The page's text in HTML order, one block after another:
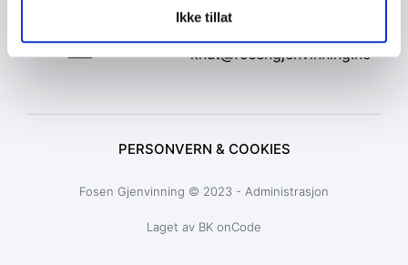
Ikke tillat
knut@fosengjenvinning.no
PERSONVERN & COOKIES
Fosen Gjenvinning © 2023 - Administrasjon
Laget av BK onCode